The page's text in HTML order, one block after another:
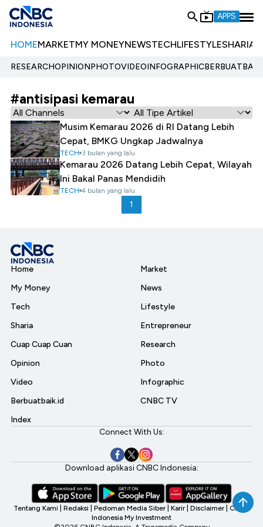
APPS
HOMEMARKETMY MONEYNEWSTECHLIFESTYLESHARIA
RESEARCHOPINIONPHOTOVIDEOINFOGRAPHIC
#antisipasi kemarau
Musim Kemarau 2026 di RI Datang Lebih
Cepat, BMKG Ungkap Jadwalnya
TECH 3 bulan yang lalu
Kemarau 2026 Datang Lebih Cepat, Wilayah
Ini Bakal Panas Mendidih
TECH 4 bulan yang lalu
1
Home
My Money
Tech
Sharia
Cuap Cuap Cuan
Opinion
Video
Berbuatbaik.id
Index
Market
News
Lifestyle
Entrepreneur
Research
Photo
Infographic
CNBC TV
Connect With Us:
Download aplikasi CNBC Indonesia:
Tentang Kami Redaksi Pedoman Media Siber Karir Disclaimer CNBC
Indonesia My Investment